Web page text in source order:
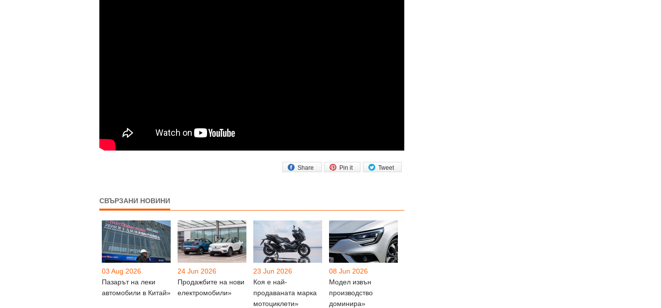
Tweet
Pin it
Share
СВЪРЗАНИ НОВИНИ
03 Aug 2026
Пазарът на леки
автомобили в Китай»
24 Jun 2026
Продажбите на нови
електромобили»
23 Jun 2026
Коя е най-
продаваната марка
мотоциклети»
08 Jun 2026
Модел извън
производство
доминира»